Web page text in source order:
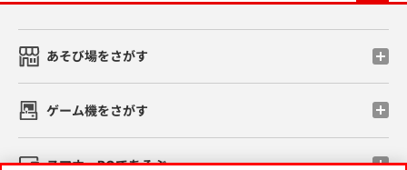
あそび場をさがす
ゲーム機をさがす
スマホ・PCであそぶ